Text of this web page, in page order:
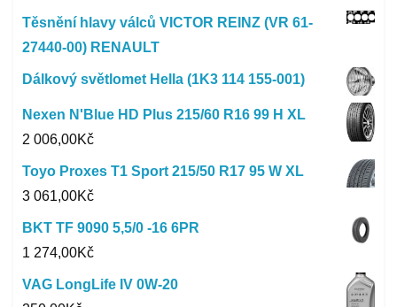
Těsnění hlavy válců VICTOR REINZ (VR 61-
27440-00) RENAULT
Dálkový světlomet Hella (1K3 114 155-001)
Nexen N'Blue HD Plus 215/60 R16 99 H XL
2 006,00Kč
Toyo Proxes T1 Sport 215/50 R17 95 W XL
3 061,00Kč
BKT TF 9090 5,5/0 -16 6PR
1 274,00Kč
VAG LongLife IV 0W-20